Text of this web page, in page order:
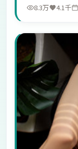
8.3万 4.1千